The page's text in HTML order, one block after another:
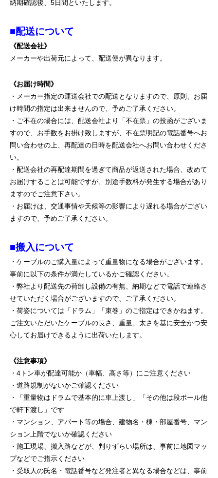
納期確認後、5日間といたします。
■配送について
《配送会社》
メーカーや出荷元によって、配送便が異なります。
《お届け時間》
・メーカー指定の運送会社での配送となりますので、原則、お届
け時間の指定は出来ませんので、予めご了承ください。
・ご不在の場合には、配送会社より「不在票」の投函がございま
すので、お手数をお掛け致しますが、不在票明記の電話番号へお
問い合わせの上、再配達の日時を配送会社へお問い合わせくださ
い。
・配送会社の再配達期間を過ぎて商品が返送された場合、改めて
お届けすることは可能ですが、別途手数料が発生する場合があり
ますのでご注意下さい。
・お届けは、交通事情や天候等の影響により遅れる場合がござい
ますので、予めご了承ください。
■搬入について
・ケーブルのご購入量によって重量物になる場合がございます。
事前に以下の条件が満たしているかご確認ください。
・弊社より配送先の荷卸し設備の有無、納期などで電話で連絡さ
せていただく場合がございますので、ご了承ください。
・荷姿については「ドラム」「束巻」のご指定はできかねます。
ご注文いただいたケーブルの長さ、重量、太さを基に安全かつ安
心してお届けできるように出荷いたします。
《注意事項》
・4トン車が配達可能か（車幅、高さ等）にご注意ください
・道路規制がないかご確認ください
・「重量物はドラムで基本的に車上渡し」「その他は段ボール他
で軒下渡し」です
・マンション、アパート等の場合、建物名・棟・部屋番号、マン
ション上階でないか確認ください
・施工現場、搬入路などが、判りずらい場所は、事前に地図マッ
プなどでご指示ください
・受取人の氏名・電話番号など発注者と異なる場合などは、事前